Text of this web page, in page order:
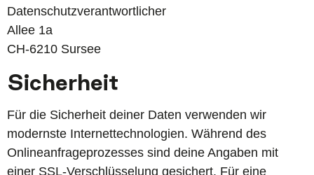
Datenschutzverantwortlicher
Allee 1a
CH-6210 Sursee
Sicherheit
Für die Sicherheit deiner Daten verwenden wir
modernste Internettechnologien. Während des
Onlineanfrageprozesses sind deine Angaben mit
einer SSL-Verschlüsselung gesichert. Für eine